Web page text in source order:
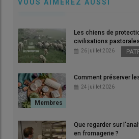
VOUS AIMEREZ AUSSI
Les chiens de
civilisations pastorales
26 juillet 2026
Comment préserver
24 juillet 2026
Que regarder sur
en fromagerie ?